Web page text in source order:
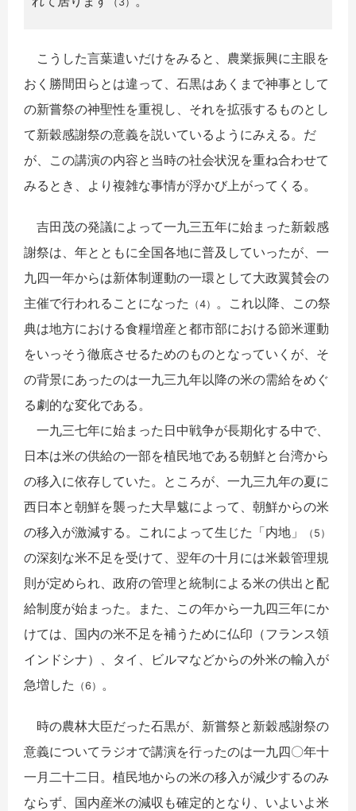
こうした言葉遣いだけをみると、農業振興に主眼を
おく勝間田らとは違って、石黒はあくまで神事として
の新嘗祭の神聖性を重視し、それを拡張するものとし
て新穀感謝祭の意義を説いているようにみえる。だ
が、この講演の内容と当時の社会状況を重ね合わせて
みるとき、より複雑な事情が浮かび上がってくる。
吉田茂の発議によって一九三五年に始まった新穀感
謝祭は、年とともに全国各地に普及していったが、一
九四一年からは新体制運動の一環として大政翼賛会の
主催で行われることになった
（4）
。これ以降、この祭
典は地方における食糧増産と都市部における節米運動
をいっそう徹底させるためのものとなっていくが、そ
の背景にあったのは一九三九年以降の米の需給をめぐ
る劇的な変化である。
一九三七年に始まった日中戦争が長期化する中で、
日本は米の供給の一部を植民地である朝鮮と台湾から
の移入に依存していた。ところが、一九三九年の夏に
西日本と朝鮮を襲った大旱魃によって、朝鮮からの米
の移入が激減する。これによって生じた「内地」
（5）
の深刻な米不足を受けて、翌年の十月には米穀管理規
則が定められ、政府の管理と統制による米の供出と配
給制度が始まった。また、この年から一九四三年にか
けては、国内の米不足を補うために仏印（フランス領
インドシナ）、タイ、ビルマなどからの外米の輸入が
急増した
（6） 。
時の農林大臣だった石黒が、新嘗祭と新穀感謝祭の
意義についてラジオで講演を行ったのは一九四〇年十
一月二十二日。植民地からの米の移入が減少するのみ
ならず、国内産米の減収も確定的となり、いよいよ米